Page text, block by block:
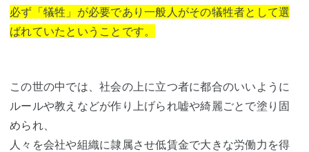
必ず「犠牲」が必要であり一般人がその犠牲者として選
ばれていたということです。
この世の中では、社会の上に立つ者に都合のいいように
ルールや教えなどが作り上げられ嘘や綺麗ごとで塗り固
められ、
人々を会社や組織に隷属させ低賃金で大きな労働力を得